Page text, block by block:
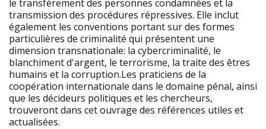
le transfèrement des personnes condamnées et la
transmission des procédures répressives. Elle inclut
également les conventions portant sur des formes
particulières de criminalité qui présentent une
dimension transnationale: la cybercriminalité, le
blanchiment d'argent, le terrorisme, la traite des êtres
humains et la corruption.Les praticiens de la
coopération internationale dans le domaine pénal, ainsi
que les décideurs politiques et les chercheurs,
trouveront dans cet ouvrage des références utiles et
actualisées.